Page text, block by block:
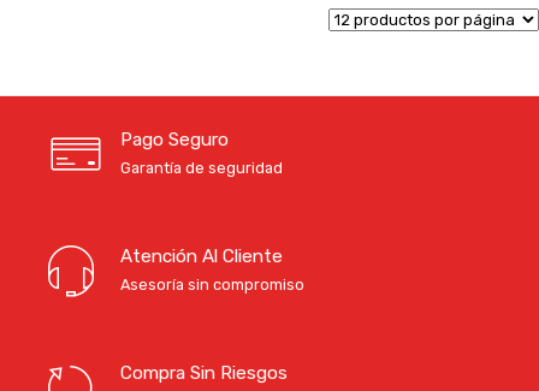
Pago Seguro
Garantía de seguridad
Atención Al Cliente
Asesoría sin compromiso
Compra Sin Riesgos